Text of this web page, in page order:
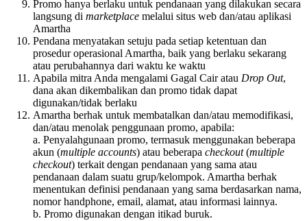
Promo hanya berlaku untuk pendanaan yang dilakukan secara
langsung di marketplace melalui situs web dan/atau aplikasi
Amartha
Pendana menyatakan setuju pada setiap ketentuan dan
prosedur operasional Amartha, baik yang berlaku sekarang
atau perubahannya dari waktu ke waktu
Apabila mitra Anda mengalami Gagal Cair atau Drop Out,
dana akan dikembalikan dan promo tidak dapat
digunakan/tidak berlaku
Amartha berhak untuk membatalkan dan/atau memodifikasi,
dan/atau menolak penggunaan promo, apabila:
a. Penyalahgunaan promo, termasuk menggunakan beberapa
akun (multiple accounts) atau beberapa checkout(multiple
checkout) terkait dengan pendanaan yang sama atau
pendanaan dalam suatu grup/kelompok. Amartha berhak
menentukan definisi pendanaan yang sama berdasarkan nama,
nomor handphone, email, alamat, atau informasi lainnya.
b. Promo digunakan dengan itikad buruk.